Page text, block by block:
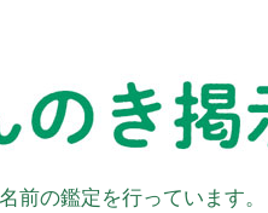
前の鑑定を行っています。